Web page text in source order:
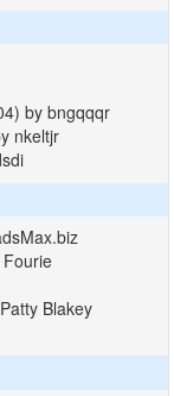
by bngqqqr
nkeltjr
Blakey